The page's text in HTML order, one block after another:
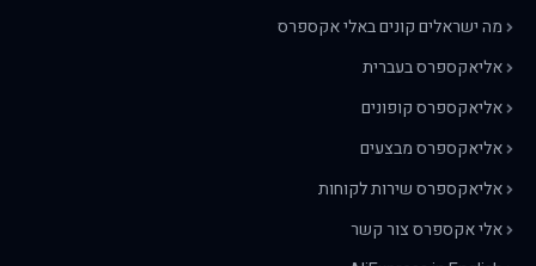
מה ישראלים קונים באלי אקספרס
אליאקספרס בעברית
אליאקספרס קופונים
אליאקספרס מבצעים
אליאקספרס שירות לקוחות
אלי אקספרס צור קשר